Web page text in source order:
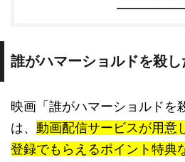
誰がハマーショルドを殺
映画「誰がハマーショルドを
は、 動画配信サービスが用意
登録でもらえるポイント特典